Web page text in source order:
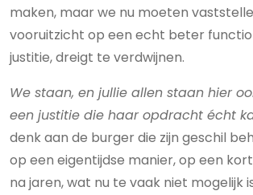
maken, maar we nu moeten
vooruitzicht op een echt beter
justitie, dreigt te verdwijnen.
We staan, en jullie allen staan hier
een justitie die haar opdracht écht
denk aan de burger die zijn geschil
op een eigentijdse manier, op een
na jaren, wat nu te vaak niet mogelijk